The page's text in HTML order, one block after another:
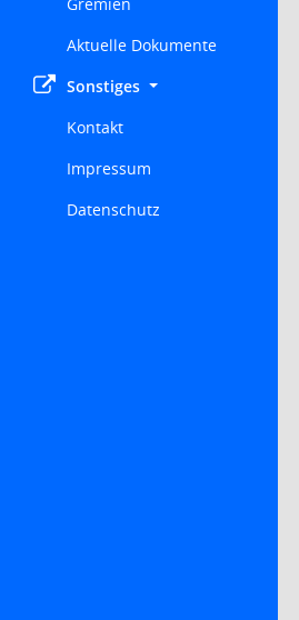
Aktuelle Dokumente
Sonstiges
Kontakt
Impressum
Datenschutz